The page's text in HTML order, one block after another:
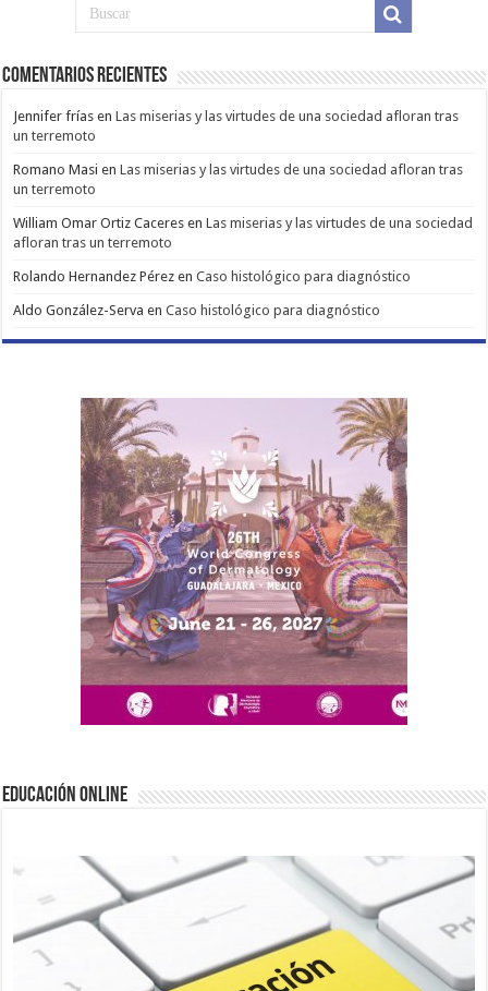
Comentarios Recientes
Jennifer frías enLas miserias y las virtudes de una sociedad afloran tras
un terremoto
Romano Masi enLas miserias y las virtudes de una sociedad afloran tras
un terremoto
William Omar Ortiz Caceres enLas miserias y las virtudes de una sociedad
afloran tras un terremoto
Rolando Hernandez Pérez enCaso histológico para diagnóstico
Aldo González-Serva enCaso histológico para diagnóstico
EDUCACIÓN ONLINE